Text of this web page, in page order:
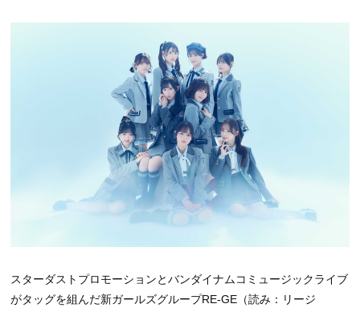
スターダストプロモーションとバンダイナムコミュージックライブ
がタッグを組んだ新ガールズグループRE-GE（読み：リージ